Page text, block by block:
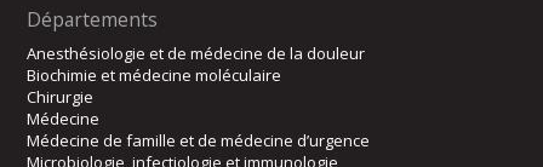
Départements
Anesthésiologie et de médecine de la douleur
Biochimie et médecine moléculaire
Chirurgie
Médecine
Médecine de famille et de médecine d’urgence
Microbiologie, infectiologie et immunologie